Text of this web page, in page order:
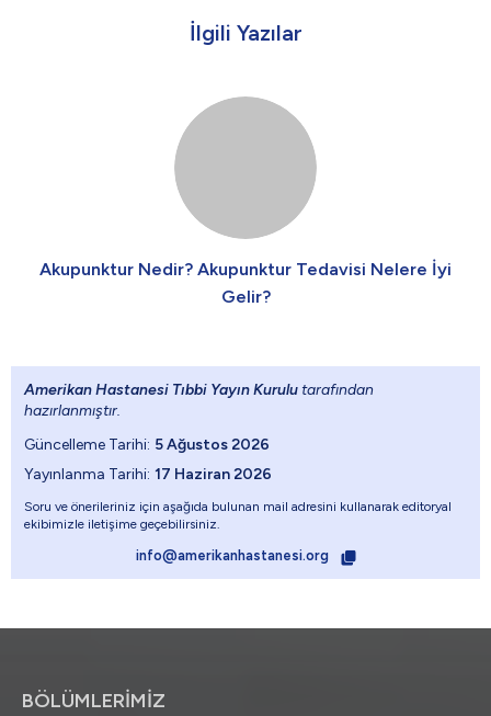
İlgili Yazılar
Akupunktur Nedir? Akupunktur Tedavisi Nelere İyi
Gelir?
Amerikan Hastanesi Tıbbi Yayın Kurulu tarafından
hazırlanmıştır.
Güncelleme Tarihi: 5 Ağustos 2026
Yayınlanma Tarihi: 17 Haziran 2026
Soru ve önerileriniz için aşağıda bulunan mail adresini kullanarak editoryal
ekibimizle iletişime geçebilirsiniz.
info@amerikanhastanesi.org
BÖLÜMLERİMİZ